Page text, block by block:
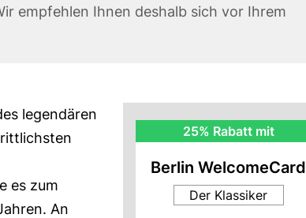
empfehlen Ihnen deshalb sich vor Ihrem
legendären
es zum
An
Rabatt
25% Rabatt mit
Berlin WelcomeCard
Der Klassiker